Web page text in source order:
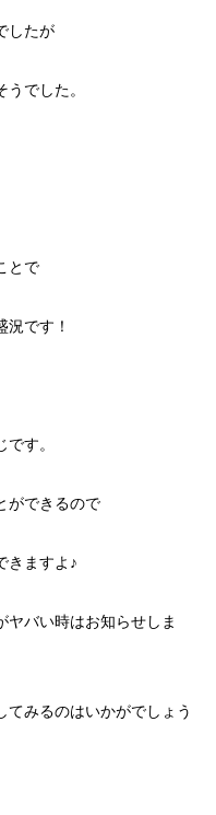
したが
でした。
とで
です！
す。
ができるので
きますよ♪
ヤバい時はお知らせしま
みるのはいかがでしょう